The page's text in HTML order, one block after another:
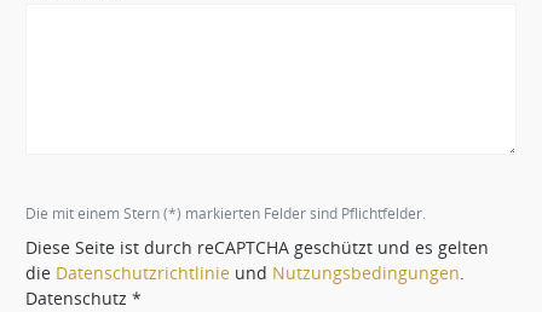
Die mit einem Stern (*) markierten Felder sind Pflichtfelder.
Diese Seite ist durch reCAPTCHA geschützt und es gelten
die Datenschutzrichtlinie und Nutzungsbedingungen
Datenschutz *